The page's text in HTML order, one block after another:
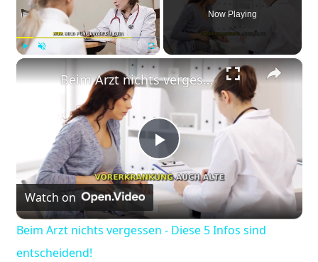
Now Playing
×
Play
Video
Beim Arzt nichts vergessen - Diese 5 Infos sind entscheidend!
Watch on
Beim Arzt nichts vergessen - Diese 5 Infos sind
entscheidend!